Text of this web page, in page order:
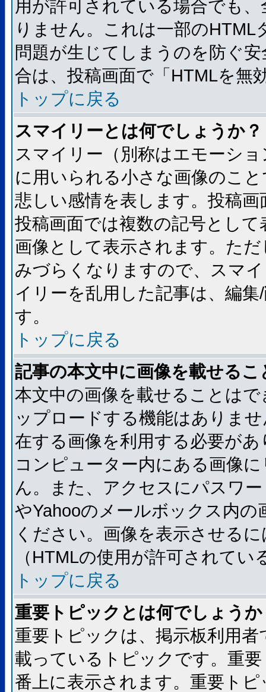
用が許可されている場合でも
りません。これは一部の
問題が生じてしまうのを防ぐ
合は、投稿画面で「HTMLを無
トップに戻る
スマイリーとは何でしょうか？
スマイリー（別称はエモーシ
に用いられる小さな画像のこ
悲しい感情を表します。投稿
投稿画面では複数の記号とし
画像として表示されます。た
みづらくなりますので、スマ
イリーを乱用した記事は、編
す。
トップに戻る
記事の本文中に画像を載せる
本文中の画像を載せることは
ップロードする機能はありま
在する画像を利用する必要が
コンピューター内にある画像
ん。また、アクセスにパスワ
やYahooのメールボックス内
ください。画像を表示させる
（HTMLの使用が許可されて
トップに戻る
重要トピックとは何でしょうか
重要トピックは、掲示板利用
載っているトピックです。重
番上に表示されます。重要ト